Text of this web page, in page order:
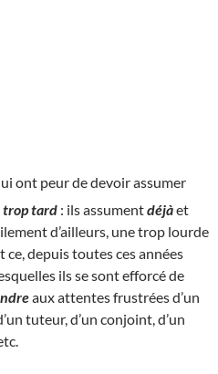
ont peur de devoir assumer
trop tard : ils assumentdéjàet
d’ailleurs, une trop lourde
ce, depuis toutes ces années
ils se sont efforcé de
aux attentes frustrées d’un
tuteur, d’un conjoint, d’un